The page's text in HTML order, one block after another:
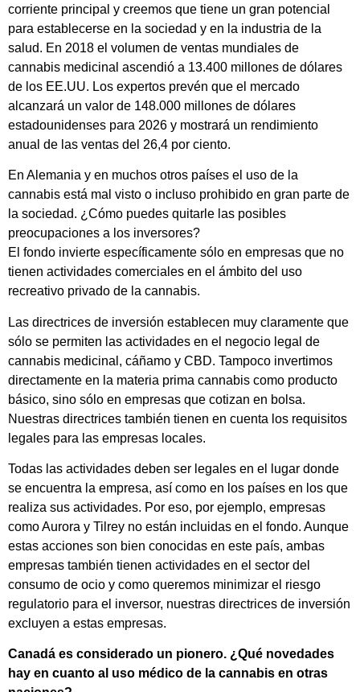
corriente principal y creemos que tiene un gran potencial
para establecerse en la sociedad y en la industria de la
salud. En 2018 el volumen de ventas mundiales de
cannabis medicinal ascendió a 13.400 millones de dólares
de los EE.UU. Los expertos prevén que el mercado
alcanzará un valor de 148.000 millones de dólares
estadounidenses para 2026 y mostrará un rendimiento
anual de las ventas del 26,4 por ciento.
En Alemania y en muchos otros países el uso de la
cannabis está mal visto o incluso prohibido en gran parte de
la sociedad. ¿Cómo puedes quitarle las posibles
preocupaciones a los inversores?
El fondo invierte específicamente sólo en empresas que no
tienen actividades comerciales en el ámbito del uso
recreativo privado de la cannabis.
Las directrices de inversión establecen muy claramente que
sólo se permiten las actividades en el negocio legal de
cannabis medicinal, cáñamo y CBD. Tampoco invertimos
directamente en la materia prima cannabis como producto
básico, sino sólo en empresas que cotizan en bolsa.
Nuestras directrices también tienen en cuenta los requisitos
legales para las empresas locales.
Todas las actividades deben ser legales en el lugar donde
se encuentra la empresa, así como en los países en los que
realiza sus actividades. Por eso, por ejemplo, empresas
como Aurora y Tilrey no están incluidas en el fondo. Aunque
estas acciones son bien conocidas en este país, ambas
empresas también tienen actividades en el sector del
consumo de ocio y como queremos minimizar el riesgo
regulatorio para el inversor, nuestras directrices de inversión
excluyen a estas empresas.
Canadá es considerado un pionero. ¿Qué novedades
hay en cuanto al uso médico de la cannabis en otras